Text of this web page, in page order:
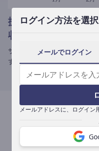
ログイン方法を選択
メールでログイン
メールアドレスに、ログイン
提携媒体による記事
収益がプラスされる
サブスク収益にメディアへの
す。
収